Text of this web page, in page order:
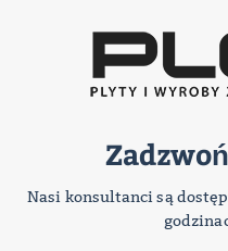
Zadzwoń
Nasi konsultanci są